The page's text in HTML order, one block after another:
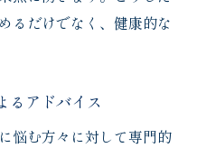
るだけでなく、健康的な
るアドバイス
悩む方々に対して専門的